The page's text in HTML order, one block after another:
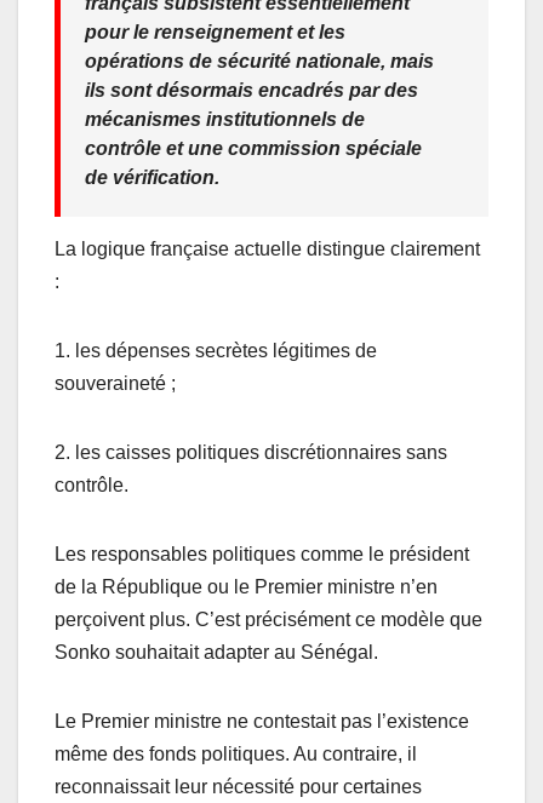
pour le renseignement et les
opérations de sécurité nationale, mais
ils sont désormais encadrés par des
mécanismes institutionnels de
contrôle et une commission spéciale
de vérification.
La logique française actuelle distingue clairement
:
1. les dépenses secrètes légitimes de
souveraineté ;
2. les caisses politiques discrétionnaires sans
contrôle.
Les responsables politiques comme le président
de la République ou le Premier ministre n’en
perçoivent plus. C’est précisément ce modèle que
Sonko souhaitait adapter au Sénégal.
Le Premier ministre ne contestait pas l’existence
même des fonds politiques. Au contraire, il
reconnaissait leur nécessité pour certaines